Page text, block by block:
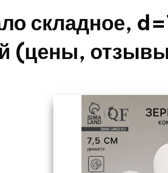
складное,
(цены,